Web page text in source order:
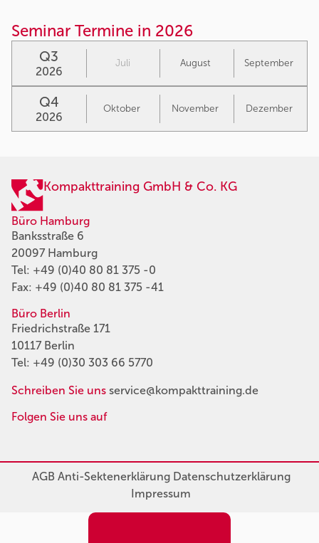
Seminar Termine in 2026
Q3
2026
Juli August September
Q4
2026
Oktober November Dezember
Kompakttraining GmbH & Co. KG
Büro Hamburg
Banksstraße 6
20097 Hamburg
Tel: +49 (0)40 80 81 375 -0
Fax: +49 (0)40 80 81 375 -41
Büro Berlin
Friedrichstraße 171
10117 Berlin
Tel: +49 (0)30 303 66 5770
Schreiben Sie uns service@kompakttraining.de
Folgen Sie uns auf
AGBAnti-SektenerklärungDatenschutzerklärung
Impressum